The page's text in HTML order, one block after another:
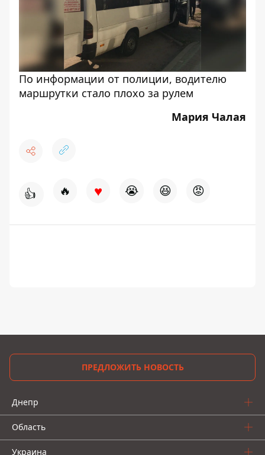
По информации от полиции, водителю
маршрутки стало плохо за рулем
Мария Чалая
👍 🔥 ♥ 😭 😆 😡
ПРЕДЛОЖИТЬ НОВОСТЬ
Днепр
Область
Украина